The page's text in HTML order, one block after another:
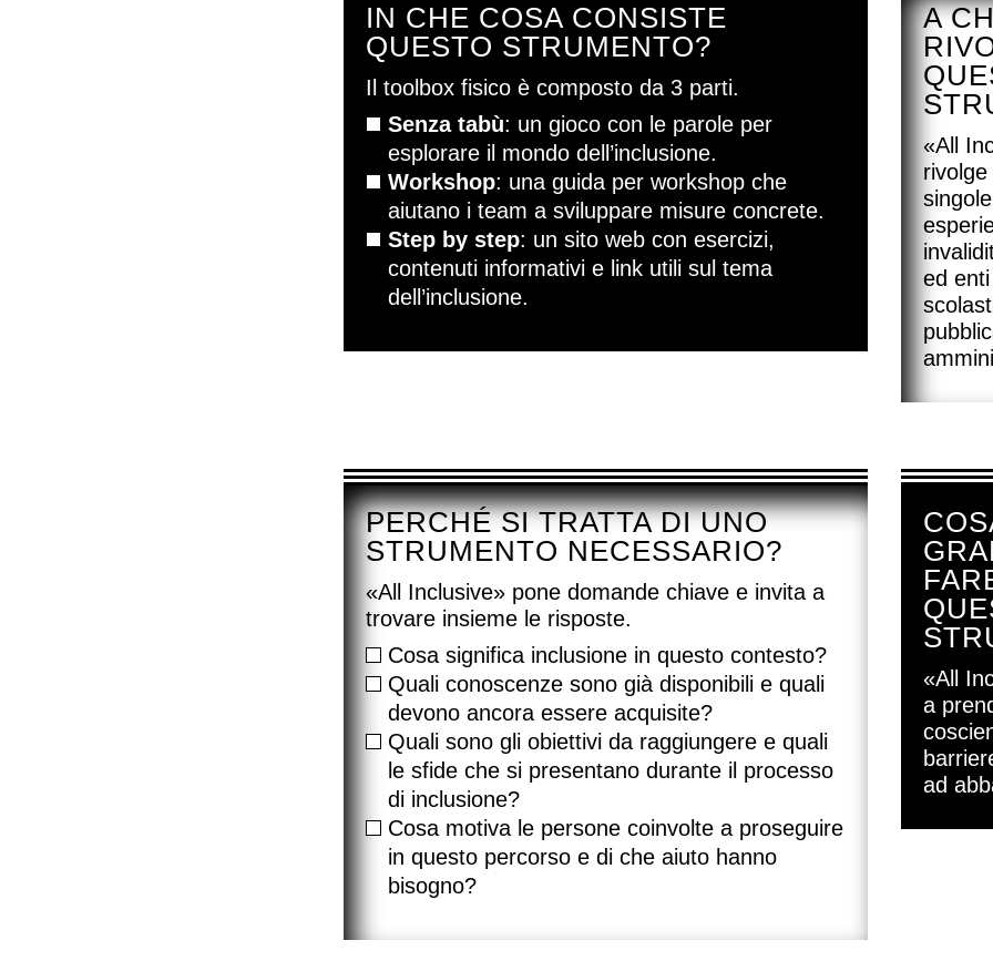
IN CHE COSA CONSISTE
QUESTO STRUMENTO?
Il toolbox fisico è composto da 3 parti.
Senza tabù: un gioco con le parole per
esplorare il mondo dell’inclusione.
Workshop: una guida per workshop che
aiutano i team a sviluppare misure concrete.
Step by step: un sito web con esercizi,
contenuti informativi e link utili sul tema
dell’inclusione.
A
«All
ed
PERCHÉ SI TRATTA DI UNO
STRUMENTO NECESSARIO?
«All Inclusive» pone domande chiave e invita a
trovare insieme le risposte.
Cosa significa inclusione in questo contesto?
Quali conoscenze sono già disponibili e quali
devono ancora essere acquisite?
Quali sono gli obiettivi da raggiungere e quali
le sfide che si presentano durante il processo
di inclusione?
Cosa motiva le persone coinvolte a proseguire
in questo percorso e di che aiuto hanno
bisogno?
«All
a
ad